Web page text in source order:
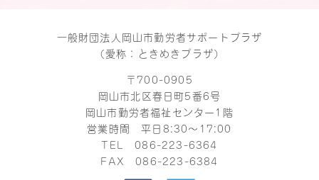
一般財団法人岡山市勤労者サポートプラザ
（愛称：ときめきプラザ）
〒700-0905
岡山市北区春日町5番6号
岡山市勤労者福祉センター1階
営業時間 平日8:30～17:00
TEL086-223-6364
FAX 086-223-6384